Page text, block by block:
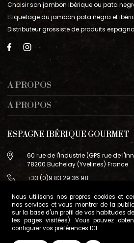
Nous utilisons nos propres cookies et
nos services et vous montrer de la
sur la base d'un profil de vos habitudes
les pages visitées). Vous pouvez
configurer vos préférences ICI.
Choisir son jambon ibérique ou pata
Etiquetage du jambon pata negra et
Distributeur grossiste de produits
A PROPOS
A PROPOS
ESPAGNE IBÉRIQUE GOURMET
60 rue de l'industrie (GPS rue de
78200 Buchelay (Yvelines) France
+33 (0)9 83 29 36 98
78200 Buchelay (Yvelines) France
Contactez-nous